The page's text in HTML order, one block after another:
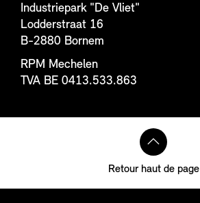
Industriepark "De Vliet"
Lodderstraat 16
B-2880 Bornem
RPM Mechelen
TVA BE 0413.533.863
Retour haut de page